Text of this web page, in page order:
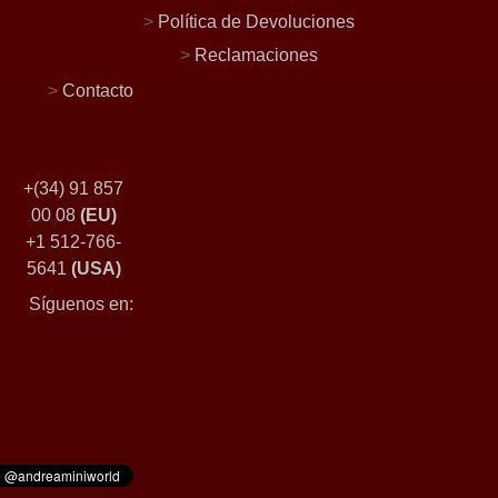
> Política de Devoluciones
> Reclamaciones
> Contacto
+(34) 91 857
00 08 (EU)
+1 512-766-
5641 (USA)
Síguenos en: